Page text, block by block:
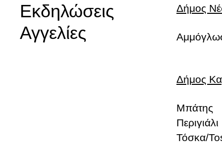
Εκδηλώσεις
Αγγελίες
Δήμος
Δήμος
Μπάτης
Περιγιάλι
Τόσκα/